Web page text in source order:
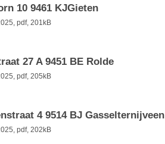
10 9461 KJGieten
pdf, 201kB
27 A 9451 BE Rolde
pdf, 205kB
4 9514 BJ Gasselternijveen
pdf, 202kB